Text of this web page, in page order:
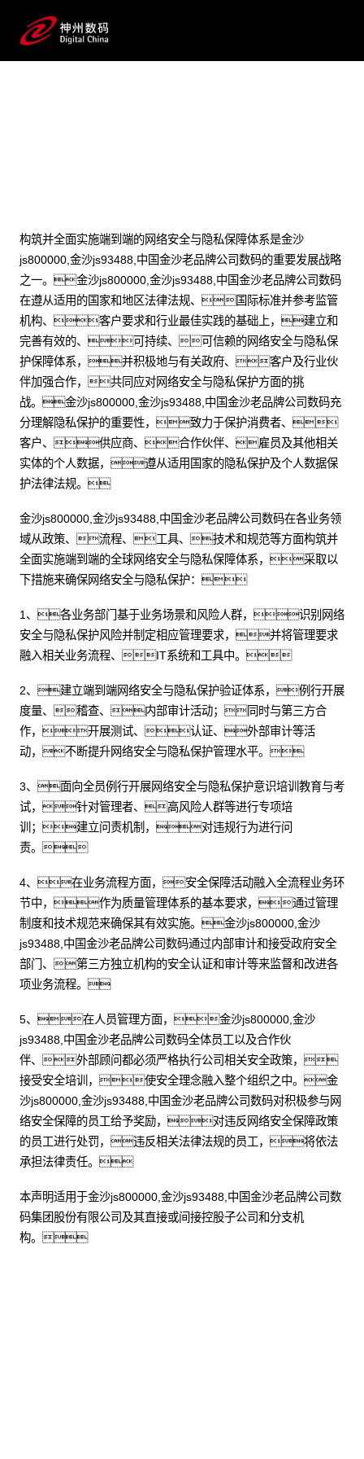
构筑并全面实施端到端的网络安全与隐私保障体系是金沙
js800000,金沙js93488,中国金沙老品牌公司数码的重要发展战略
之一。金沙js800000,金沙js93488,中国金沙老品牌公司数码
在遵从适用的国家和地区法律法规、国际标准并参考监管
机构、客户要求和行业最佳实践的基础上，建立和
完善有效的、可持续、可信赖的网络安全与隐私保
护保障体系，并积极地与有关政府、客户及行业伙
伴加强合作，共同应对网络安全与隐私保护方面的挑
战。金沙js800000,金沙js93488,中国金沙老品牌公司数码充
分理解隐私保护的重要性，致力于保护消费者、
客户、供应商、合作伙伴、雇员及其他相关
实体的个人数据，遵从适用国家的隐私保护及个人数据保
护法律法规。
金沙js800000,金沙js93488,中国金沙老品牌公司数码在各业务领
域从政策、流程、工具、技术和规范等方面构筑并
全面实施端到端的全球网络安全与隐私保障体系，采取以
下措施来确保网络安全与隐私保护：
1、各业务部门基于业务场景和风险人群，识别网络
安全与隐私保护风险并制定相应管理要求，并将管理要求
融入相关业务流程、IT系统和工具中。
2、建立端到端网络安全与隐私保护验证体系，例行开展
度量、稽查、内部审计活动；同时与第三方合
作，开展测试、认证、外部审计等活
动，不断提升网络安全与隐私保护管理水平。
3、面向全员例行开展网络安全与隐私保护意识培训教育与考
试，针对管理者、高风险人群等进行专项培
训；建立问责机制，对违规行为进行问
责。
4、在业务流程方面，安全保障活动融入全流程业务环
节中，作为质量管理体系的基本要求，通过管理
制度和技术规范来确保其有效实施。金沙js800000,金沙
js93488,中国金沙老品牌公司数码通过内部审计和接受政府安全
部门、第三方独立机构的安全认证和审计等来监督和改进各
项业务流程。
5、在人员管理方面，金沙js800000,金沙
js93488,中国金沙老品牌公司数码全体员工以及合作伙
伴、外部顾问都必须严格执行公司相关安全政策，
接受安全培训，使安全理念融入整个组织之中。金
沙js800000,金沙js93488,中国金沙老品牌公司数码对积极参与网
络安全保障的员工给予奖励，对违反网络安全保障政策
的员工进行处罚，违反相关法律法规的员工，将依法
承担法律责任。
本声明适用于金沙js800000,金沙js93488,中国金沙老品牌公司数
码集团股份有限公司及其直接或间接控股子公司和分支机
构。